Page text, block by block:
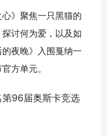
》聚焦一只黑猫的
讨何为爱，以及如
夜晚》入围戛纳一
方单元。